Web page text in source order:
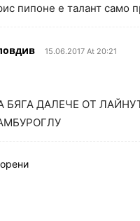
пипоне е талант само
15.06.2017 At 20:21
БЯГА ДАЛЕЧЕ ОТ